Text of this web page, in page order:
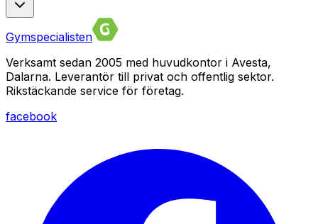
Gymspecialisten
Verksamt sedan 2005 med huvudkontor i Avesta,
Dalarna. Leverantör till privat och offentlig sektor.
Rikstäckande service för företag.
facebook